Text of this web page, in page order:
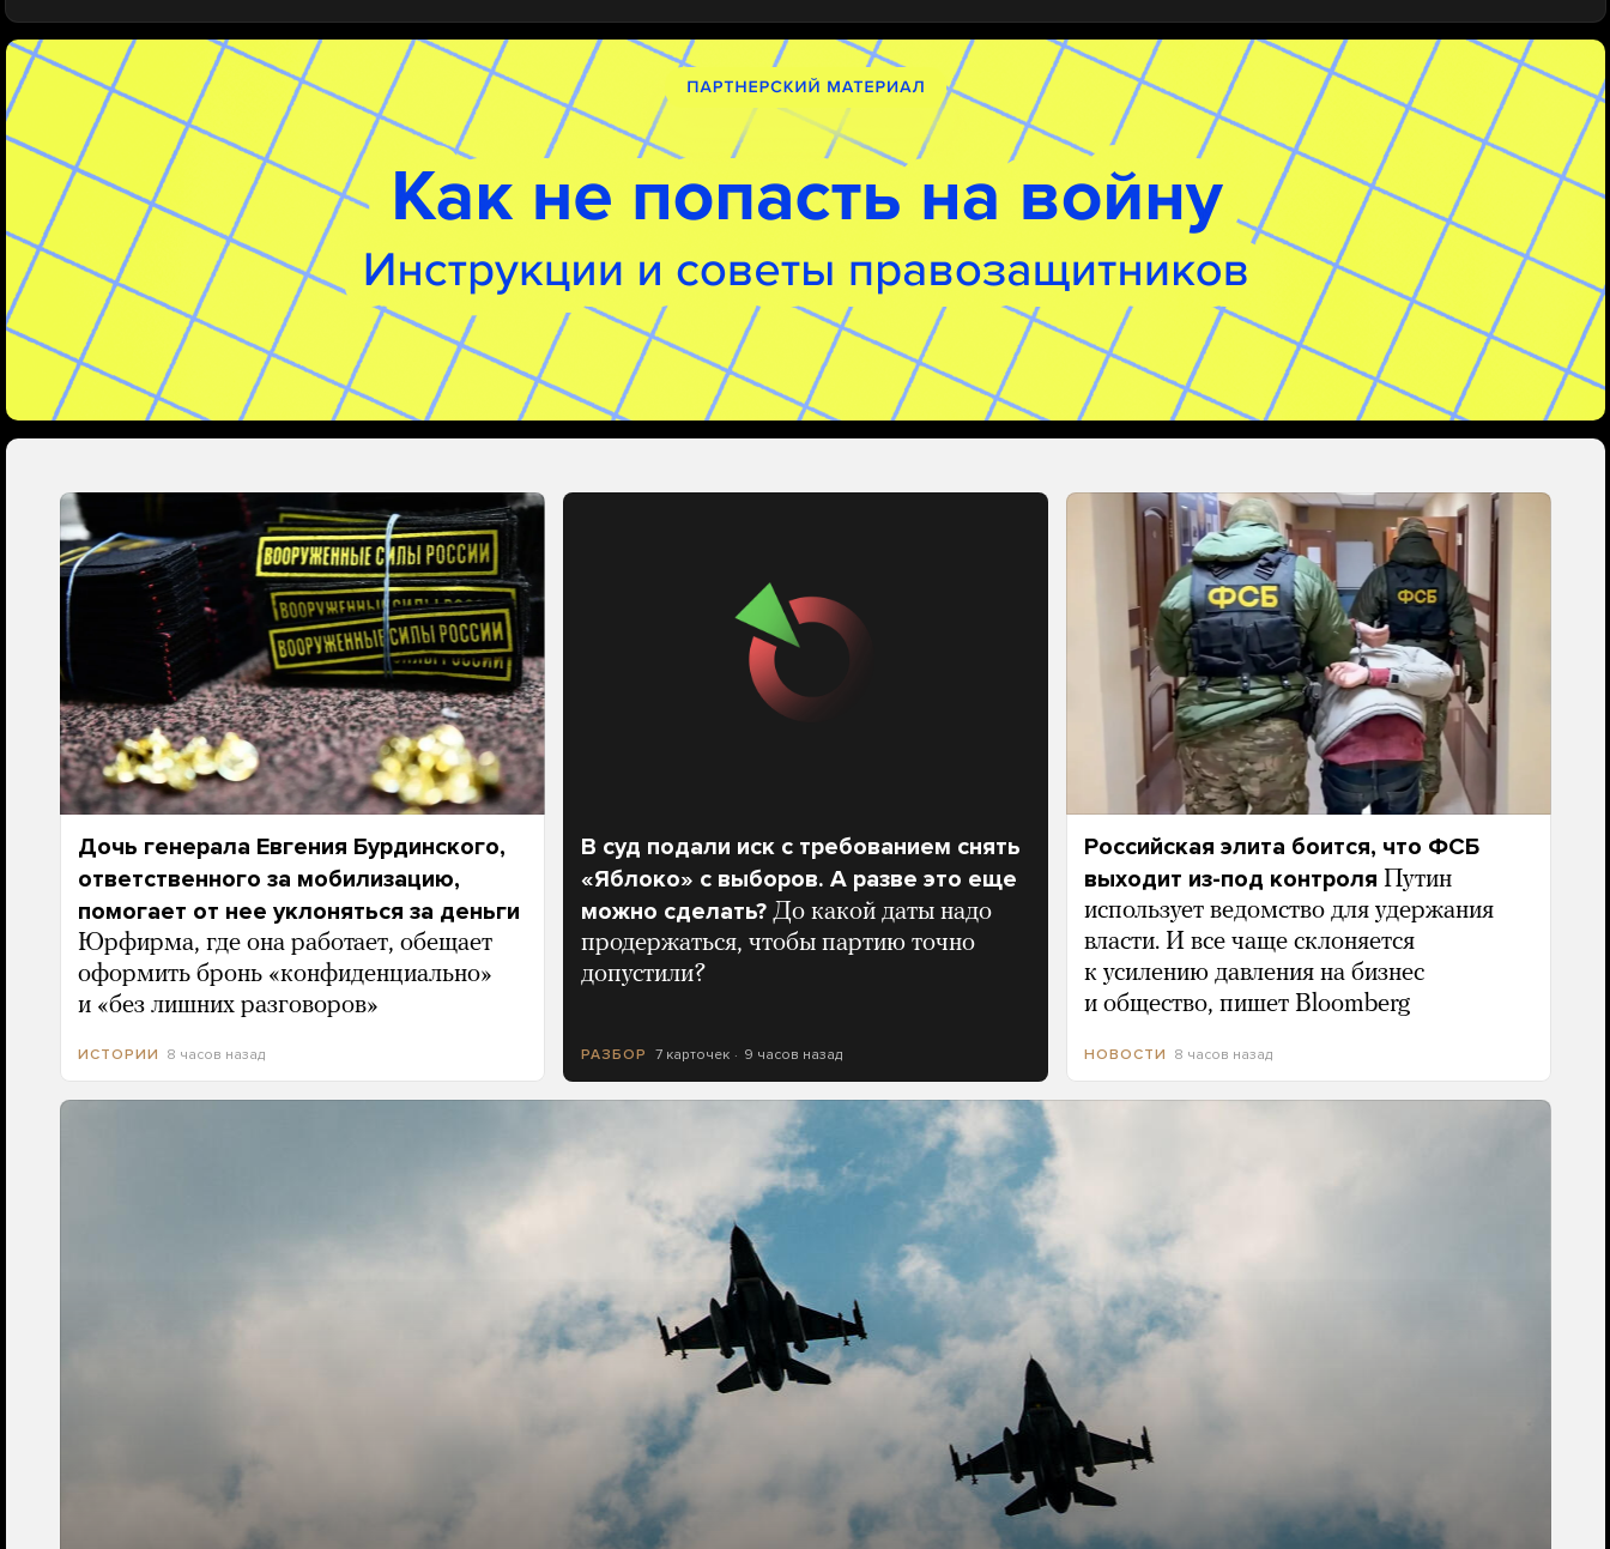
Дочь генерала Евгения Бурдинского,
ответственного за мобилизацию,
помогает от нее уклоняться за деньги
Юрфирма, где она работает, обещает
оформить бронь «конфиденциально»
и «без лишних разговоров»
ИСТОРИИ 8 часов назад
В суд подали иск с требованием снять
«Яблоко» с выборов. А разве это еще
можно сделать? До какой даты надо
продержаться, чтобы партию точно
допустили?
РАЗБОР 7 карточек 9 часов назад
Российская элита боится, что ФСБ
выходит из-под контроля Путин
использует ведомство для удержания
власти. И все чаще склоняется
к усилению давления на бизнес
и общество, пишет Bloomberg
НОВОСТИ 8 часов назад